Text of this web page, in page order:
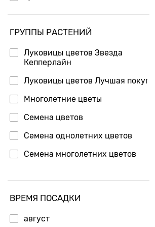
ГРУППЫ РАСТЕНИЙ
Луковицы цветов Звезда
Кепперлайн
Луковицы цветов Лучшая покупка
Многолетние цветы
Семена цветов
Семена однолетних цветов
Семена многолетних цветов
ВРЕМЯ ПОСАДКИ
август